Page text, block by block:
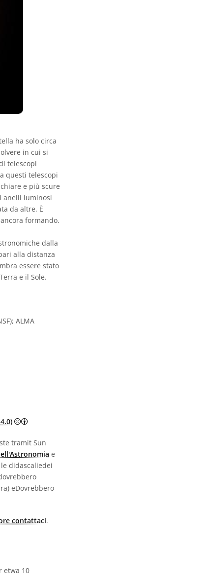
ha solo circa
in cui si
telescopi
questi telescopi
e più scure
anelli luminosi
da altre. È
formando.
dalla
alla distanza
essere stato
e il Sole.
ALMA
Creative Commons Attribuzione 4.0 Internazionale
tramit Sun
e
didascaliedei
eDovrebbero
contattaci.
etwa 10